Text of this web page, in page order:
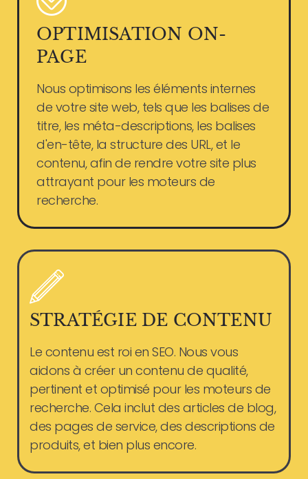
OPTIMISATION ON-
PAGE
Nous optimisons les éléments internes
de votre site web, tels que les balises de
titre, les méta-descriptions, les balises
d'en-tête, la structure des URL, et le
contenu, afin de rendre votre site plus
attrayant pour les moteurs de
recherche.
STRATÉGIE DE CONTENU
Le contenu est roi en SEO. Nous vous
aidons à créer un contenu de qualité,
pertinent et optimisé pour les moteurs de
recherche. Cela inclut des articles de blog,
des pages de service, des descriptions de
produits, et bien plus encore.